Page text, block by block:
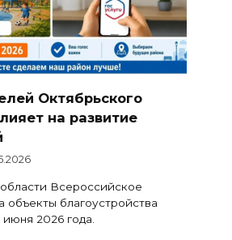
Октябрьского
на развитие
Всероссийское
объекты благоустройства
июня 2026 года.